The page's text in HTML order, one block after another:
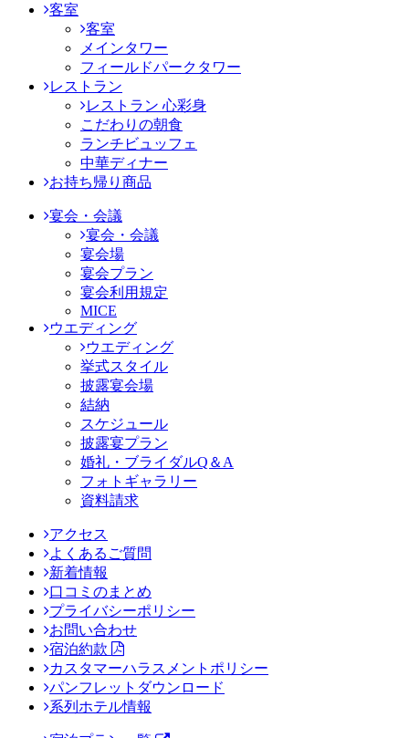
客室
客室
メインタワー
フィールドパークタワー
レストラン
レストラン 心彩身
こだわりの朝食
ランチビュッフェ
中華ディナー
お持ち帰り商品
宴会・会議
宴会・会議
宴会場
宴会プラン
宴会利用規定
MICE
ウエディング
ウエディング
挙式スタイル
披露宴会場
結納
スケジュール
披露宴プラン
婚礼・ブライダルQ＆A
フォトギャラリー
資料請求
アクセス
よくあるご質問
新着情報
口コミのまとめ
プライバシーポリシー
お問い合わせ
宿泊約款
カスタマーハラスメントポリシー
パンフレットダウンロード
系列ホテル情報